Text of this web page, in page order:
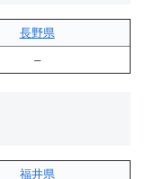
長野県
–
福井県